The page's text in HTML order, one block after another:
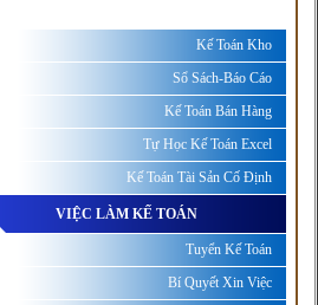
Kế Toán Kho
Sổ Sách-Báo Cáo
Kế Toán Bán Hàng
Tự Học Kế Toán Excel
Kế Toán Tài Sản Cố Định
VIỆC LÀM KẾ TOÁN
Tuyển Kế Toán
Bí Quyết Xin Việc